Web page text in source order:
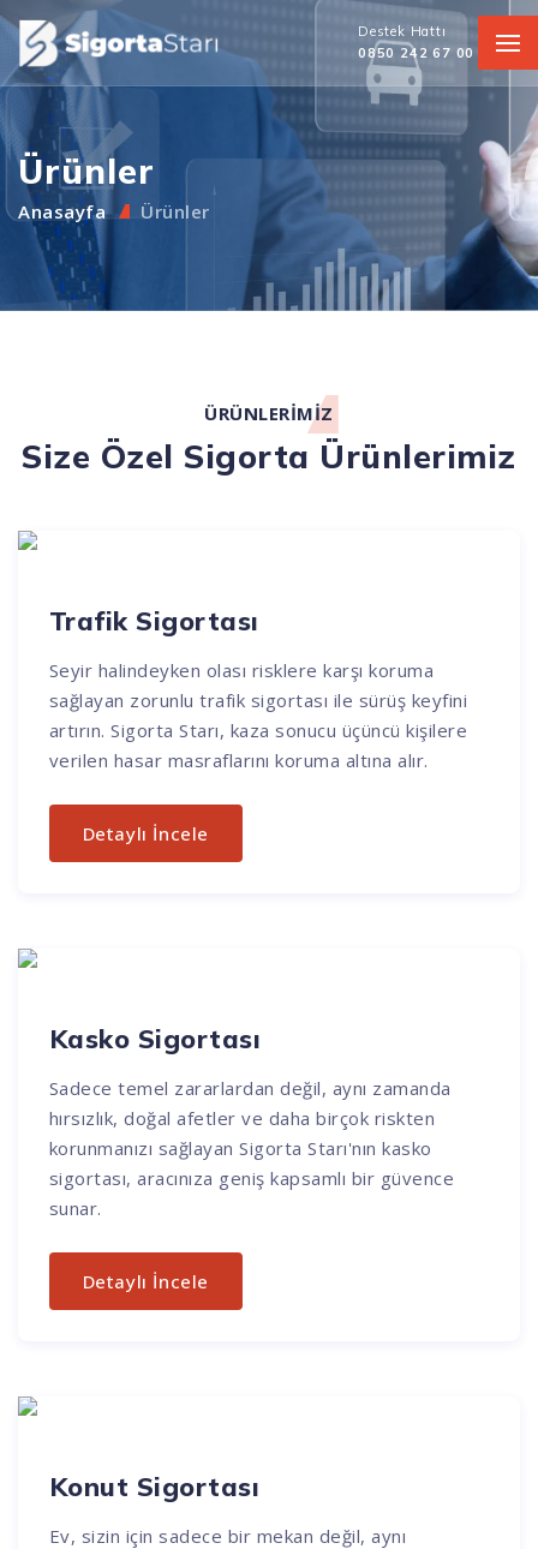
Destek Hattı
0850 242 67 00
Ürünler
Anasayfa Ürünler
ÜRÜNLERIMIZ
Size Özel Sigorta Ürünlerimiz
Trafik Sigortası
Seyir halindeyken olası risklere karşı koruma
sağlayan zorunlu trafik sigortası ile sürüş keyfini
artırın. Sigorta Starı, kaza sonucu üçüncü kişilere
verilen hasar masraflarını koruma altına alır.
Detaylı İncele
Kasko Sigortası
Sadece temel zararlardan değil, aynı zamanda
hırsızlık, doğal afetler ve daha birçok riskten
korunmanızı sağlayan Sigorta Starı'nın kasko
sigortası, aracınıza geniş kapsamlı bir güvence
sunar.
Detaylı İncele
Konut Sigortası
Ev, sizin için sadece bir mekan değil, aynı